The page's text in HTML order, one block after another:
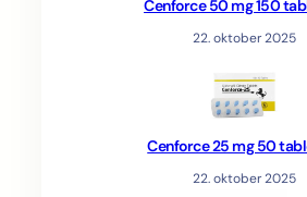
Cenforce 50 mg 150
22. oktober 2025
Cenforce 25 mg 50
22. oktober 2025